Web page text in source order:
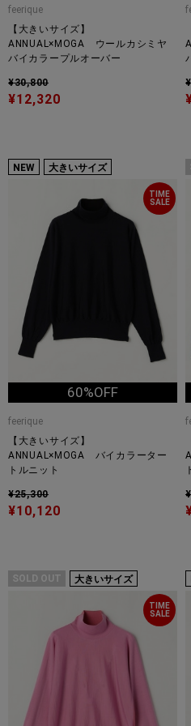
feerique
【大きいサイズ】
ANNUAL×MOGA ウールカシミヤ
バイカラープルオーバー
¥30,800
¥12,320
NEW 大きいサイズ
TIME
SALE
60%OFF
feerique
【大きいサイズ】
ANNUAL×MOGA バイカラーター
トルニット
¥25,300
¥10,120
SOLD OUT 大きいサイズ
TIME
SALE